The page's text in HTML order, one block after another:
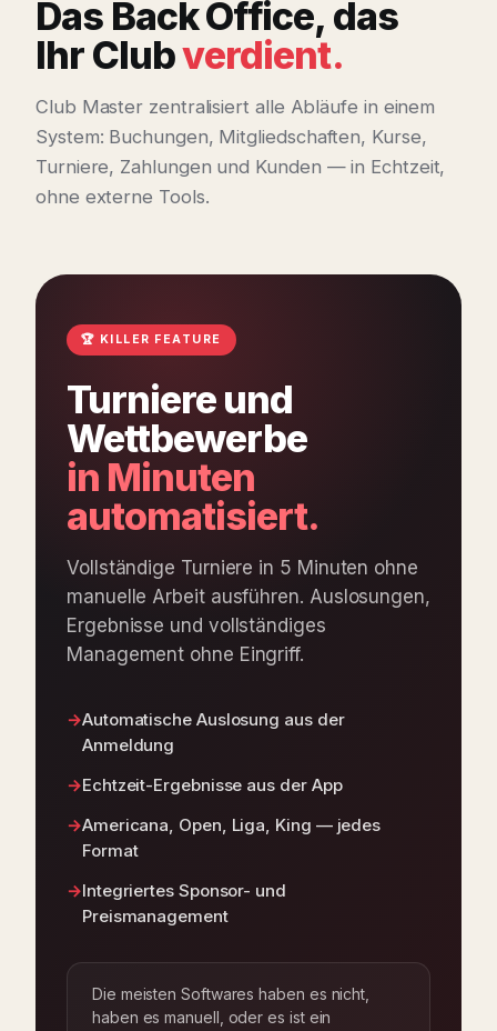
Das Back Office, das
Ihr Clubverdient.
Club Master zentralisiert alle Abläufe in einem
System: Buchungen, Mitgliedschaften, Kurse,
Turniere, Zahlungen und Kunden — in Echtzeit,
ohne externe Tools.
🏆 KILLER FEATURE
Turniere und
Wettbewerbe
in Minuten
automatisiert.
Vollständige Turniere in 5 Minuten ohne
manuelle Arbeit ausführen. Auslosungen,
Ergebnisse und vollständiges
Management ohne Eingriff.
Automatische Auslosung aus der
Anmeldung
Echtzeit-Ergebnisse aus der App
Americana, Open, Liga, King — jedes
Format
Integriertes Sponsor- und
Preismanagement
Die meisten Softwares haben es nicht,
haben es manuell, oder es ist ein